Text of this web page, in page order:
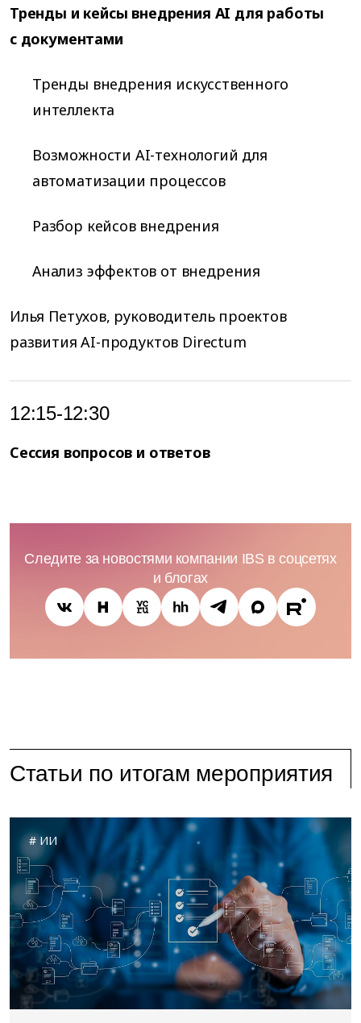
Тренды и кейсы внедрения AI для работы
с документами
Тренды внедрения искусственного
интеллекта
Возможности AI-технологий для
автоматизации процессов
Разбор кейсов внедрения
Анализ эффектов от внедрения
Илья Петухов, руководитель проектов
развития AI-продуктов Directum
12:15-12:30
Сессия вопросов и ответов
Следите за новостями компании IBS в соцсетях
и блогах
Статьи по итогам мероприятия
ИИ